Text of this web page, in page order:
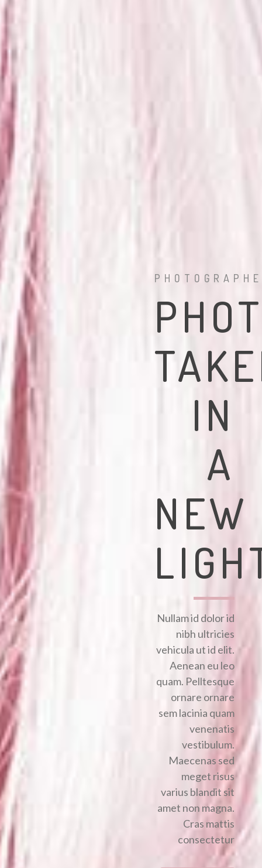
IN
A
NEW
Nullam id dolor id
nibh ultricies
vehicula ut id elit.
Aenean eu leo
quam. Pelltesque
ornare ornare
sem lacinia quam
venenatis
vestibulum.
Maecenas sed
meget risus
varius blandit sit
amet non magna.
Cras mattis
consectetur